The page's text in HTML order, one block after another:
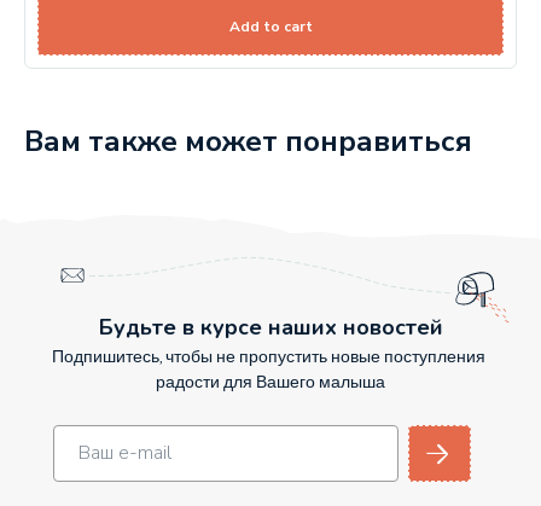
Add to cart
Вам также может понравиться
Будьте в курсе наших новостей
Подпишитесь, чтобы не пропустить новые поступления
радости для Вашего малыша